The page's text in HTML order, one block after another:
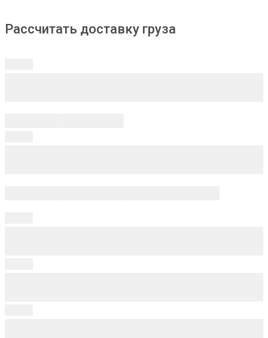
Рассчитать доставку груза